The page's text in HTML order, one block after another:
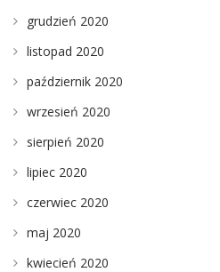
grudzień 2020
listopad 2020
październik 2020
wrzesień 2020
sierpień 2020
lipiec 2020
czerwiec 2020
maj 2020
kwiecień 2020